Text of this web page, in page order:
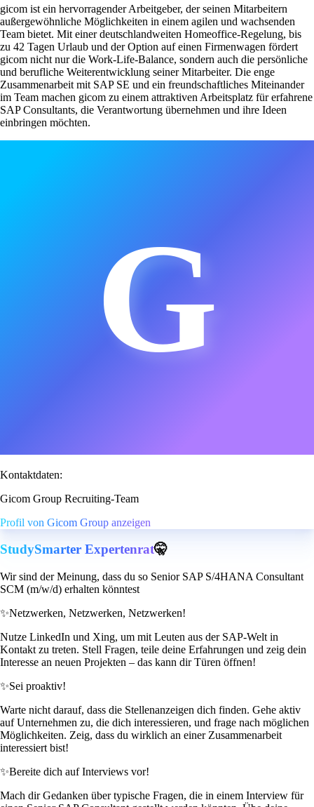
gicom ist ein hervorragender Arbeitgeber, der seinen Mitarbeitern
außergewöhnliche Möglichkeiten in einem agilen und wachsenden
Team bietet. Mit einer deutschlandweiten Homeoffice-Regelung, bis
zu 42 Tagen Urlaub und der Option auf einen Firmenwagen fördert
gicom nicht nur die Work-Life-Balance, sondern auch die persönliche
und berufliche Weiterentwicklung seiner Mitarbeiter. Die enge
Zusammenarbeit mit SAP SE und ein freundschaftliches Miteinander
im Team machen gicom zu einem attraktiven Arbeitsplatz für erfahrene
SAP Consultants, die Verantwortung übernehmen und ihre Ideen
einbringen möchten.
G
Kontaktdaten:
Gicom Group Recruiting-Team
Profil von Gicom Group anzeigen
StudySmarter Expertenrat🤫
Wir sind der Meinung, dass du so Senior SAP S/4HANA Consultant
SCM (m/w/d) erhalten könntest
✨Netzwerken, Netzwerken, Netzwerken!
Nutze LinkedIn und Xing, um mit Leuten aus der SAP-Welt in
Kontakt zu treten. Stell Fragen, teile deine Erfahrungen und zeig dein
Interesse an neuen Projekten – das kann dir Türen öffnen!
✨Sei proaktiv!
Warte nicht darauf, dass die Stellenanzeigen dich finden. Gehe aktiv
auf Unternehmen zu, die dich interessieren, und frage nach möglichen
Möglichkeiten. Zeig, dass du wirklich an einer Zusammenarbeit
interessiert bist!
✨Bereite dich auf Interviews vor!
Mach dir Gedanken über typische Fragen, die in einem Interview für